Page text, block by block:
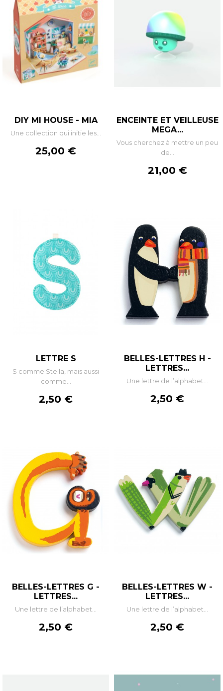
DIY MI HOUSE - MIA
Une collection qui initie les...
Prix
25,00 €
ENCEINTE ET VEILLEUSE
MEGA...
Vous cherchez à mettre un peu
de...
Prix
21,00 €
LETTRE S
S comme Stella, mais aussi
comme...
Prix
2,50 €
BELLES-LETTRES H -
LETTRES...
Une lettre de l’alphabet...
Prix
2,50 €
BELLES-LETTRES G -
LETTRES...
Une lettre de l’alphabet...
Prix
2,50 €
BELLES-LETTRES W -
LETTRES...
Une lettre de l’alphabet...
Prix
2,50 €